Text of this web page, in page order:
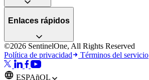
Enlaces rápidos
©2026 SentinelOne, All Rights Reserved
Política de privacidad
Términos del servicio
ESPAñOL